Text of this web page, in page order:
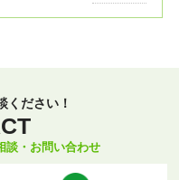
ください！
談・お問い合わせ